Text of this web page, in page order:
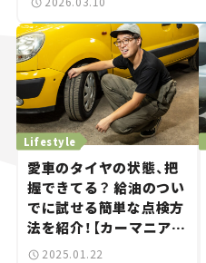
Lifestyle
愛車のタイヤの状態、把
握できてる？ 給油のつい
でに試せる簡単な点検方
法を紹介！【カーマニア本
田浩隆の愛車日常メンテ
2025.01.22